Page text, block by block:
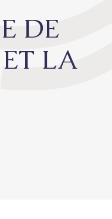
DE
LA